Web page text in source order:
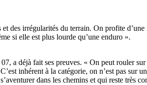
des irrégularités du terrain. On profite
si elle est plus lourde qu’une enduro ».
a déjà fait ses preuves. « On peut rouler
inhérent à la catégorie, on n’est pas
dans les chemins et qui reste très